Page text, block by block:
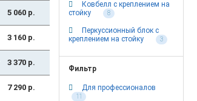
5 060 р.
3 160 р.
3 370 р.
7 290 р.
Ковбелл с креплением на
стойку
8
Перкуссионный блок с
креплением на стойку
3
Фильтр
Для профессионалов
11